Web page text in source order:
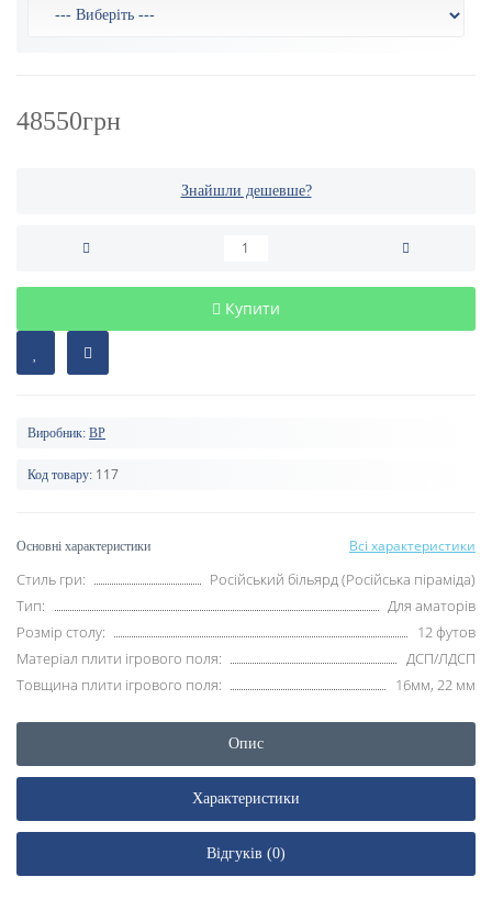
48550грн
Знайшли дешевше?
Купити
Виробник: BP
Код товару: 117
Основні характеристики Всі характеристики
Стиль гри:
Російський більярд (Російська піраміда)
Тип:
Для аматорів
Розмір столу:
12 футов
Матеріал плити ігрового поля:
ДСП/ЛДСП
Товщина плити ігрового поля:
16мм, 22 мм
Опис
Характеристики
Відгуків (0)